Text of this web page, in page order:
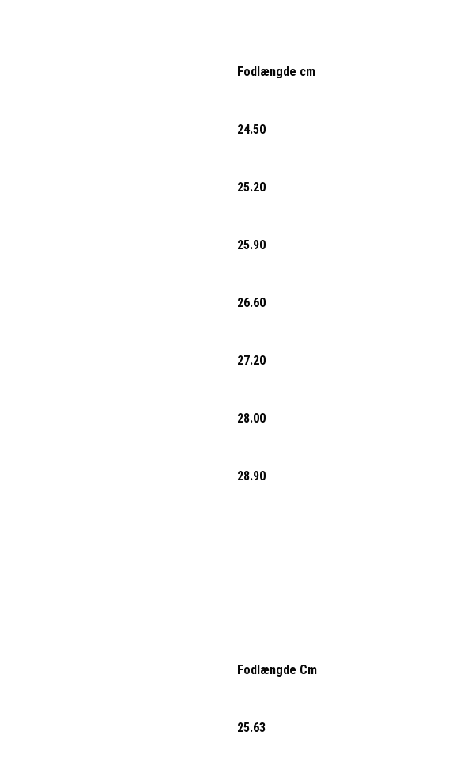
Fodlængde cm
24.50
25.20
25.90
26.60
27.20
28.00
28.90
Fodlængde Cm
25.63